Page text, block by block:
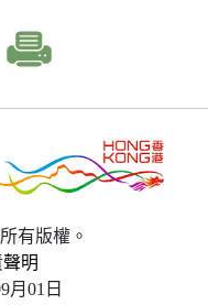
有版權。
明
月01日